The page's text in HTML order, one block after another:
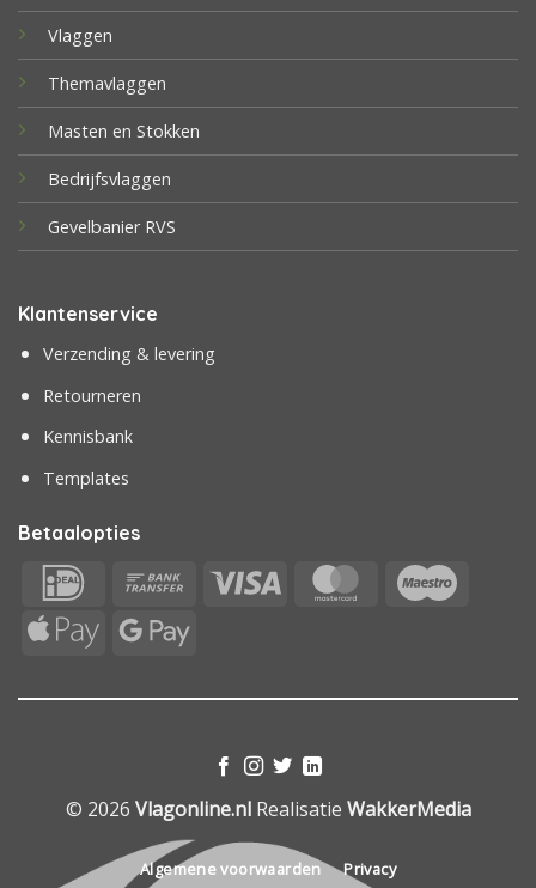
Vlaggen
Themavlaggen
Masten en Stokken
Bedrijfsvlaggen
Gevelbanier RVS
Klantenservice
Verzending & levering
Retourneren
Kennisbank
Templates
Betaalopties
IDeal
Bank
Visa MasterCard
Apple
Google
© 2026 Vlagonline.nlRealisatie WakkerMedia
Algemene voorwaarden Privacy